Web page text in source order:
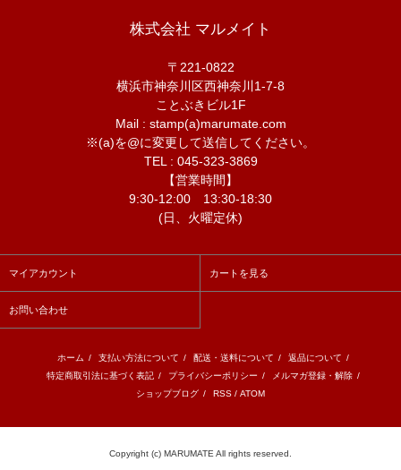
株式会社 マルメイト
〒221-0822
横浜市神奈川区西神奈川1-7-8
ことぶきビル1F
Mail : stamp(a)marumate.com
※(a)を@に変更して送信してください。
TEL : 045-323-3869
【営業時間】
9:30-12:00 13:30-18:30
(日、火曜定休)
マイアカウント カートを見る
お問い合わせ
ホーム / 支払い方法について / 配送・送料について / 返品について /
特定商取引法に基づく表記 / プライバシーポリシー / メルマガ登録・解除 /
ショップブログ / RSS / ATOM
Copyright (c) MARUMATE All rights reserved.